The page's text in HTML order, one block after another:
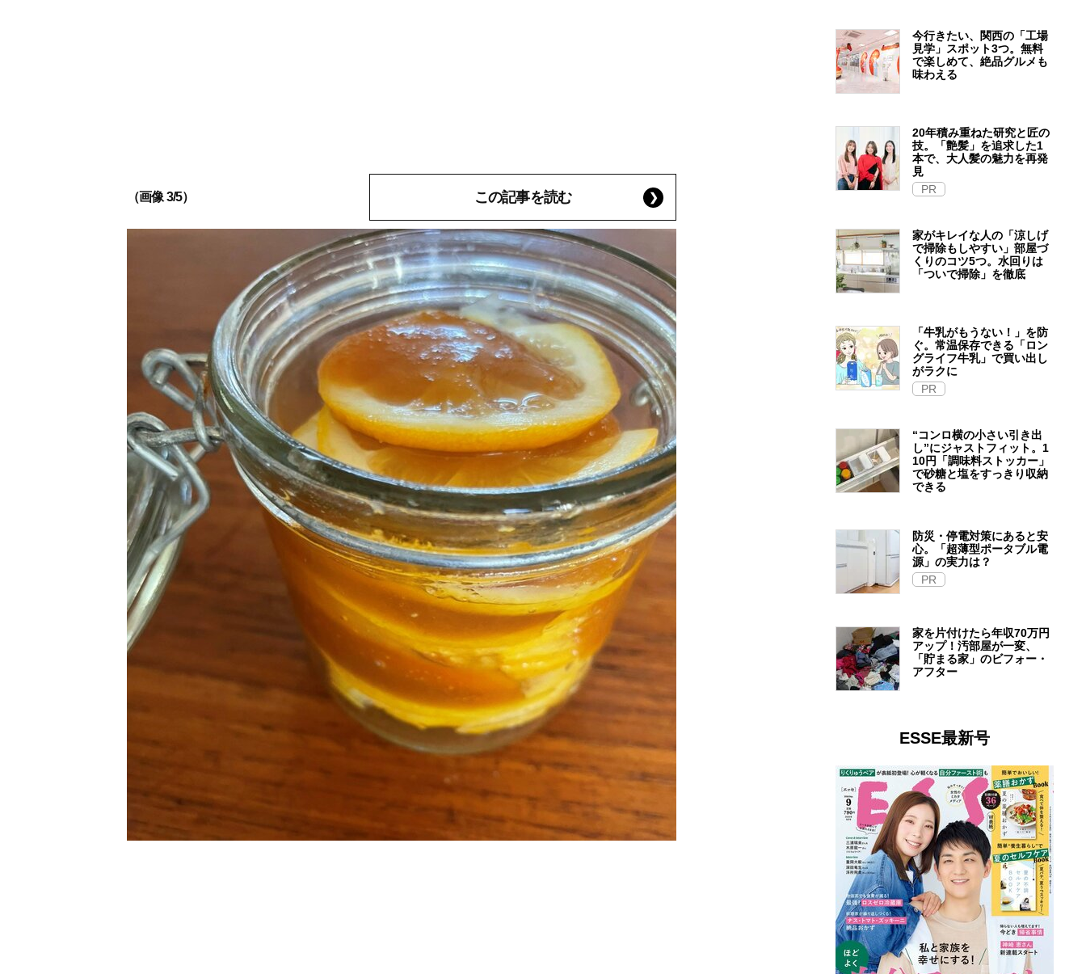
（画像 3/5） この記事を読む
今行きたい、関西の「工場
見学」スポット3つ。無料
で楽しめて、絶品グルメも
味わえる
20年積み重ねた研究と匠の
技。「艶髪」を追求した1
本で、大人髪の魅力を再発
見
PR
家がキレイな人の「涼しげ
で掃除もしやすい」部屋づ
くりのコツ5つ。水回りは
「ついで掃除」を徹底
「牛乳がもうない！」を防
ぐ。常温保存できる「ロン
グライフ牛乳」で買い出し
がラクに
PR
“コンロ横の小さい引き出
し”にジャストフィット。1
10円「調味料ストッカー」
で砂糖と塩をすっきり収納
できる
防災・停電対策にあると安
心。「超薄型ポータブル電
源」の実力は？​
PR
家を片付けたら年収70万円
アップ！汚部屋が一変、
「貯まる家」のビフォー・
アフター
ESSE最新号